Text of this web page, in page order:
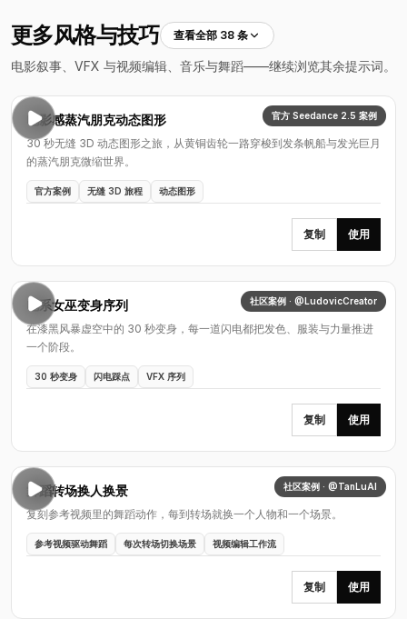
更多风格与技巧 查看全部 38 条
电影叙事、VFX 与视频编辑、音乐与舞蹈——继续浏览其余提示词。
官方 Seedance 2.5 案例
电影感蒸汽朋克动态图形
30 秒无缝 3D 动态图形之旅，从黄铜齿轮一路穿梭到发条帆船与发光巨月
的蒸汽朋克微缩世界。
官方案例 无缝 3D 旅程 动态图形
复制 使用
社区案例 · @LudovicCreator
电系女巫变身序列
在漆黑风暴虚空中的 30 秒变身，每一道闪电都把发色、服装与力量推进
一个阶段。
30 秒变身 闪电踩点 VFX 序列
复制 使用
社区案例 · @TanLuAI
舞蹈转场换人换景
复刻参考视频里的舞蹈动作，每到转场就换一个人物和一个场景。
参考视频驱动舞蹈 每次转场切换场景 视频编辑工作流
复制 使用